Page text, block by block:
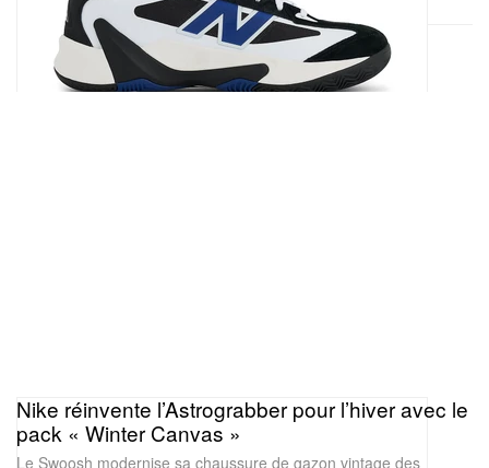
pack « Winter Canvas »
Le Swoosh modernise sa chaussure de gazon vintage des
années 70 avec des textiles résistants et des teintes terreuses